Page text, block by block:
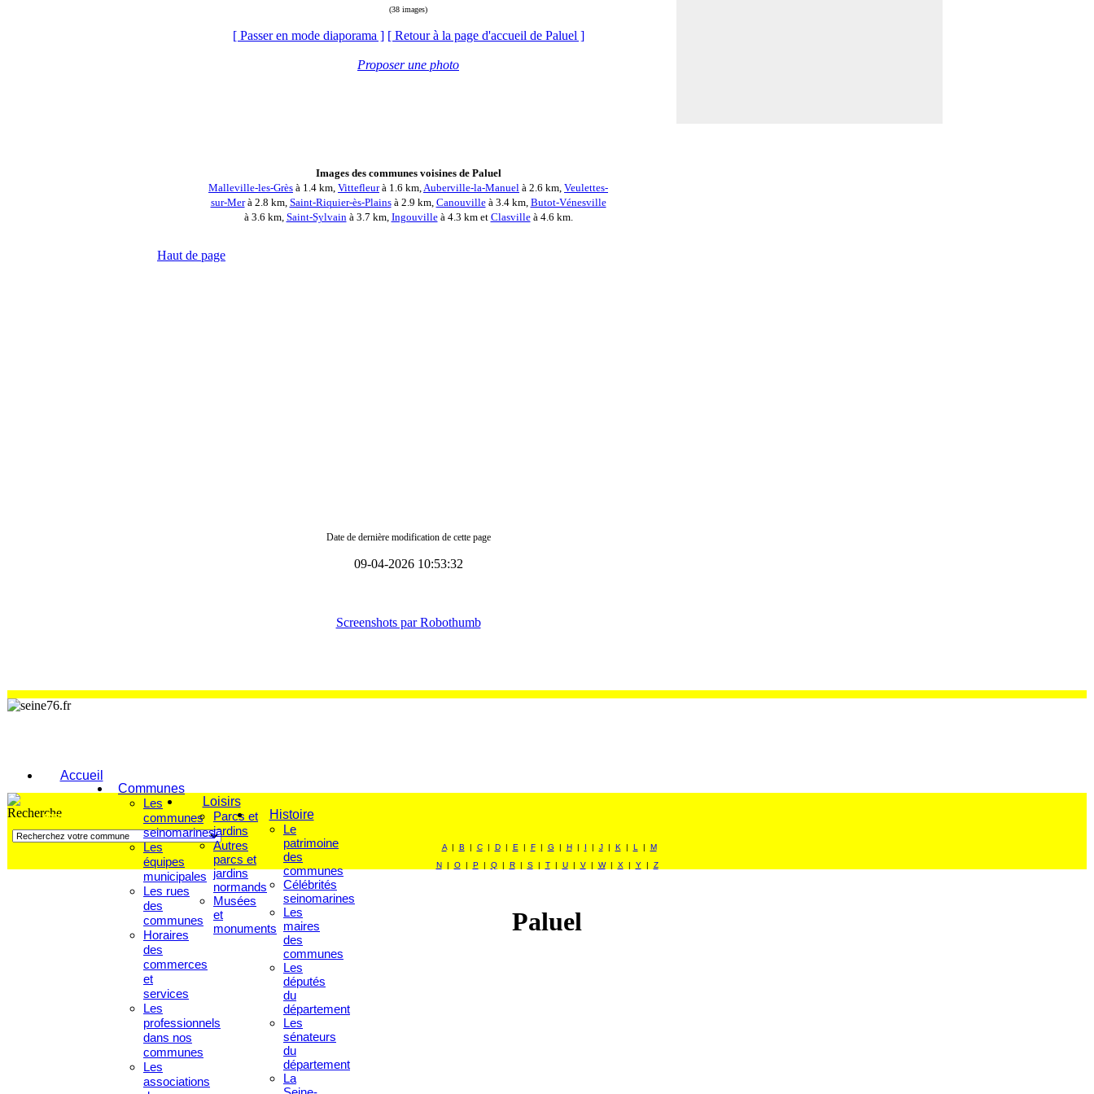
(38 images)
[ Passer en mode diaporama ] [ Retour à la page d'accueil de Paluel ]
Proposer une photo
Images des communes voisines de Paluel
Malleville-les-Grès à 1.4 km, Vittefleurà 1.6 km, Auberville-la-Manuel à 2.6 km, Veulettes-
sur-Merà 2.8 km, Saint-Riquier-ès-Plainsà 2.9 km, Canouvilleà 3.4 km, Butot-Vénesville
à 3.6 km, Saint-Sylvain à 3.7 km, Ingouvilleà 4.3 km et Clasvilleà 4.6 km.
Haut de page
Date de dernière modification de cette page
09-04-2026 10:53:32
Screenshots par Robothumb
Accueil
Communes
Les
communes
seinomarines
Les
équipes
municipales
Les rues
des
communes
Horaires
des
commerces
et
services
Les
professionnels
dans nos
communes
Les
associations
Loisirs
Parcs et
jardins
Autres
parcs et
jardins
normands
Musées
et
monuments
Histoire
Le
patrimoine
des
communes
Célébrités
seinomarines
Les
maires
des
communes
Les
députés
du
département
Les
sénateurs
du
département
La
FAITES VOTRE RECHERCHE
A | B | C | D | E | F | G | H | I | J | K | L |
M
N | O | P | Q | R | S | T | U | V | W | X | Y | Z
Paluel